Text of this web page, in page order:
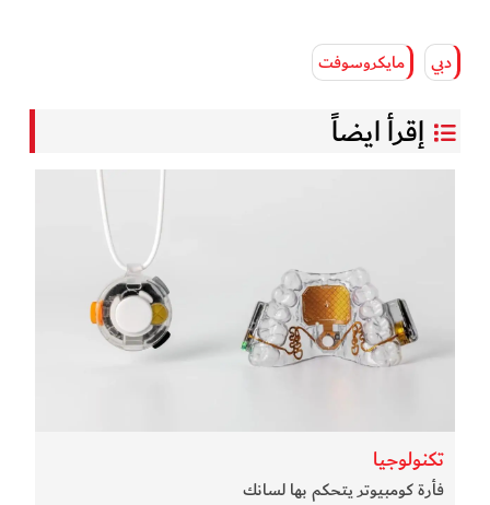
دبي مايكروسوفت
إقرأ ايضاً
تكنولوجيا
فأرة كومبيوتر يتحكم بها لسانك